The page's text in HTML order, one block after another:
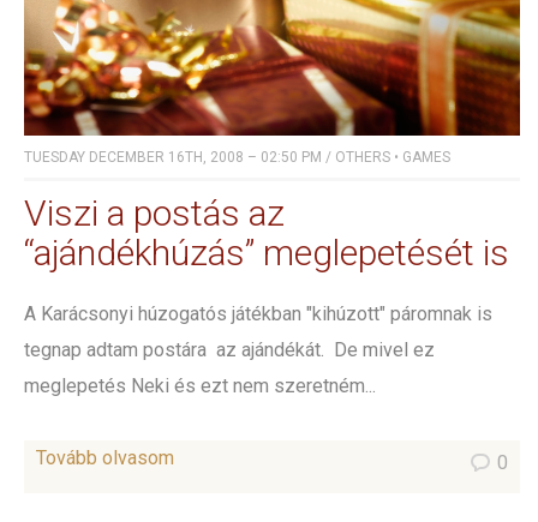
TUESDAY DECEMBER 16TH, 2008 – 02:50 PM / OTHERS • GAMES
Viszi a postás az
“ajándékhúzás” meglepetését is
A Karácsonyi húzogatós játékban "kihúzott" páromnak is
tegnap adtam postára az ajándékát. De mivel ez
meglepetés Neki és ezt nem szeretném...
Tovább olvasom 0